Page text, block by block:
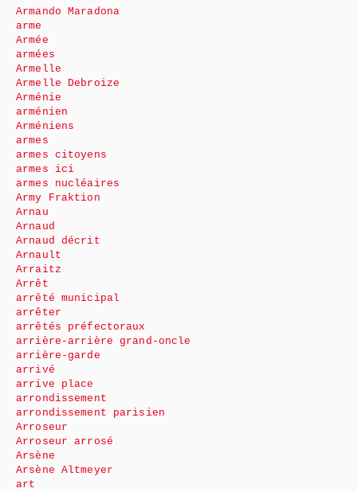
Armando Maradona
arme
Armée
armées
Armelle
Armelle Debroize
Arménie
arménien
Arméniens
armes
armes citoyens
armes ici
armes nucléaires
Army Fraktion
Arnau
Arnaud
Arnaud décrit
Arnault
Arraitz
Arrêt
arrêté municipal
arrêter
arrêtés préfectoraux
arrière-arrière grand-oncle
arrière-garde
arrivé
arrive place
arrondissement
arrondissement parisien
Arroseur
Arroseur arrosé
Arsène
Arsène Altmeyer
art